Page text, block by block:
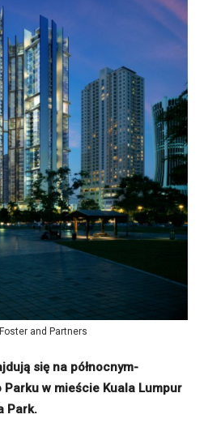
and Partners
się na północnym-
w mieście Kuala Lumpur
Park.